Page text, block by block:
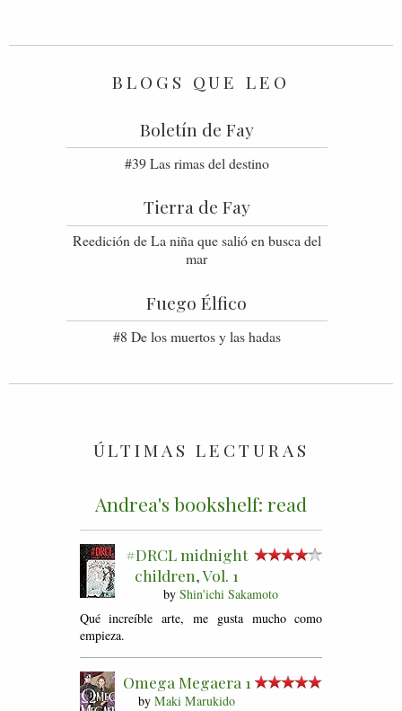
BLOGS QUE LEO
Boletín de Fay
#39 Las rimas del destino
Tierra de Fay
Reedición de La niña que salió en busca del
mar
Fuego Élfico
#8 De los muertos y las hadas
ÚLTIMAS LECTURAS
Andrea's bookshelf: read
#DRCL midnight
children, Vol. 1
by Shin'ichi Sakamoto
Qué increíble arte, me gusta mucho como
empieza.
Omega Megaera 1
by Maki Marukido